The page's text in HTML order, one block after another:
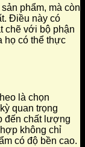
phẩm, mà còn
Điều này có
chẽ với bộ phận
họ có thể thực
là chọn
quan trọng
đến chất lượng
không chỉ
có độ bền cao.